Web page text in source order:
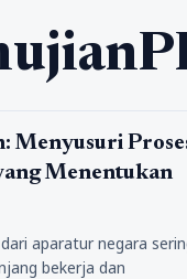
Menyusuri
Menentukan
aparatur negara
bekerja dan